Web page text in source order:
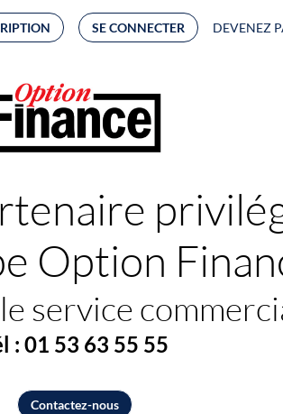
SE CONNECTER DEVENEZ
Option
service
: 01 53 63 55 55
Contactez-nous